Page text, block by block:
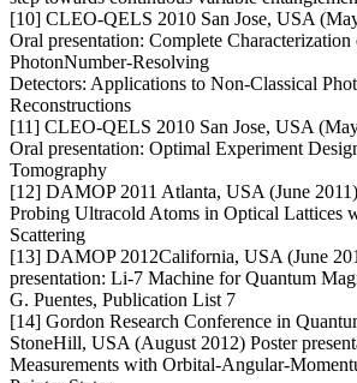
[10] CLEO-QELS 2010 San Jose, USA
Oral presentation: Complete
PhotonNumber-Resolving
Detectors: Applications to Non-Classical
Reconstructions
[11] CLEO-QELS 2010 San Jose, USA
Oral presentation: Optimal Experiment
Tomography
[12] DAMOP 2011 Atlanta, USA (June
Probing Ultracold Atoms in Optical Lattices
Scattering
[13] DAMOP 2012California, USA (June
presentation: Li-7 Machine for Quantum
G. Puentes, Publication List 7
[14] Gordon Research Conference in
StoneHill, USA (August 2012) Poster
Measurements with Orbital-Angular-